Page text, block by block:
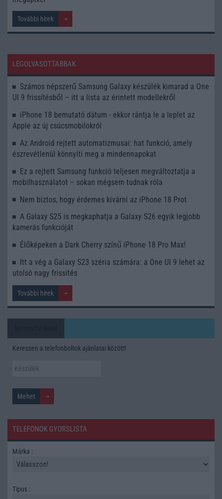
További hírek
LEGOLVASOTTABBAK
Számos népszerű Samsung Galaxy készülék kimarad a One
UI 9 frissítésből – itt a lista az érintett modellekről
iPhone 18 bemutató dátum - ekkor rántja le a leplet az
Apple az új csúcsmobilokról
Az Android rejtett automatizmusai: hat funkció, amely
észrevétlenül könnyíti meg a mindennapokat
Ez a rejtett Samsung funkció teljesen megváltoztatja a
mobilhasználatot – sokan mégsem tudnak róla
Nem biztos, hogy érdemes kivárni az iPhone 18 Prot
A Galaxy S25 is megkaphatja a Galaxy S26 egyik legjobb
kamerás funkcióját
Élőképeken a Dark Cherry színű iPhone 18 Pro Max!
Itt a vég a Galaxy S23 széria számára: a One UI 9 lehet az
utolsó nagy frissítés
További hírek
Keressen a telefonboltok ajánlatai között!
TELEFONOK GYORSLISTA
Márka :
Tipus :